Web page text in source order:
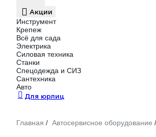
Акции
Инструмент
Крепеж
Всё для сада
Электрика
Силовая техника
Станки
Спецодежда и СИЗ
Сантехника
Авто
Для юрлиц
Главная / Автосервисное оборудование /